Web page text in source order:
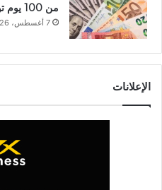
من 100 يوم توريد !!
7 أغسطس، 2026
الإعلانات